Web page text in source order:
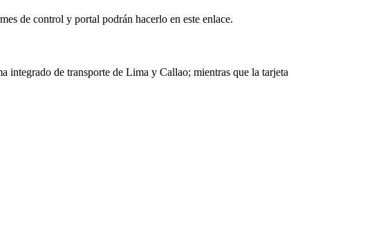
de control y portal podrán hacerlo en este enlace.
integrado de transporte de Lima y Callao; mientras que la tarjeta